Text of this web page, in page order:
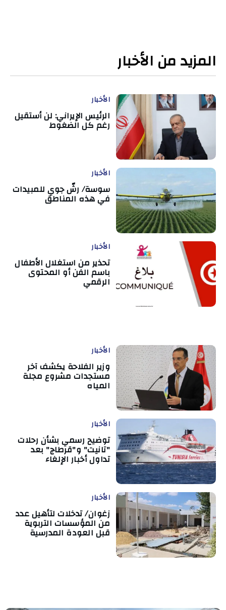
المزيد من الأخبار
الأخبار
الرئيس الإيراني: لن أستقيل
رغم كل الضغوط
الأخبار
سوسة/ رشّ جوي للمبيدات
في هذه المناطق
الأخبار
تحذير من استغلال الأطفال
باسم الفن أو المحتوى
الرقمي
الأخبار
وزير الفلاحة يكشف آخر
مستجدات مشروع مجلة
المياه
الأخبار
توضيح رسمي بشأن رحلات
"تانيت" و"قرطاج" بعد
تداول أخبار الإلغاء
الأخبار
زغوان/ تدخلات لتأهيل عدد
من المؤسسات التربوية
قبل العودة المدرسية